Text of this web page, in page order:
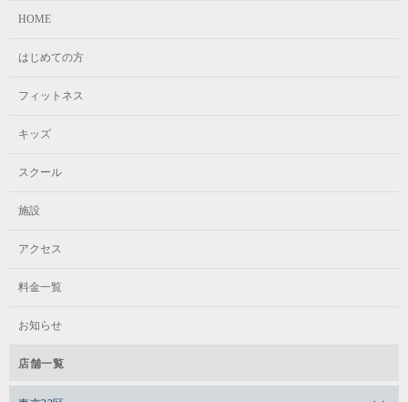
水・木 / 16:30～17:15
ジュニア2
ジュニア1からの進級者
火 / 17:45～18:30
水・木 / 17:30～18:15
キッズ1
年長〜小学生（初級者）
水 / 17:00～18:00
スケジュール
月 / 16:20～17:20
HOME
はじめての方
フィットネス
キッズ
スクール
施設
アクセス
料金一覧
お知らせ
店舗一覧